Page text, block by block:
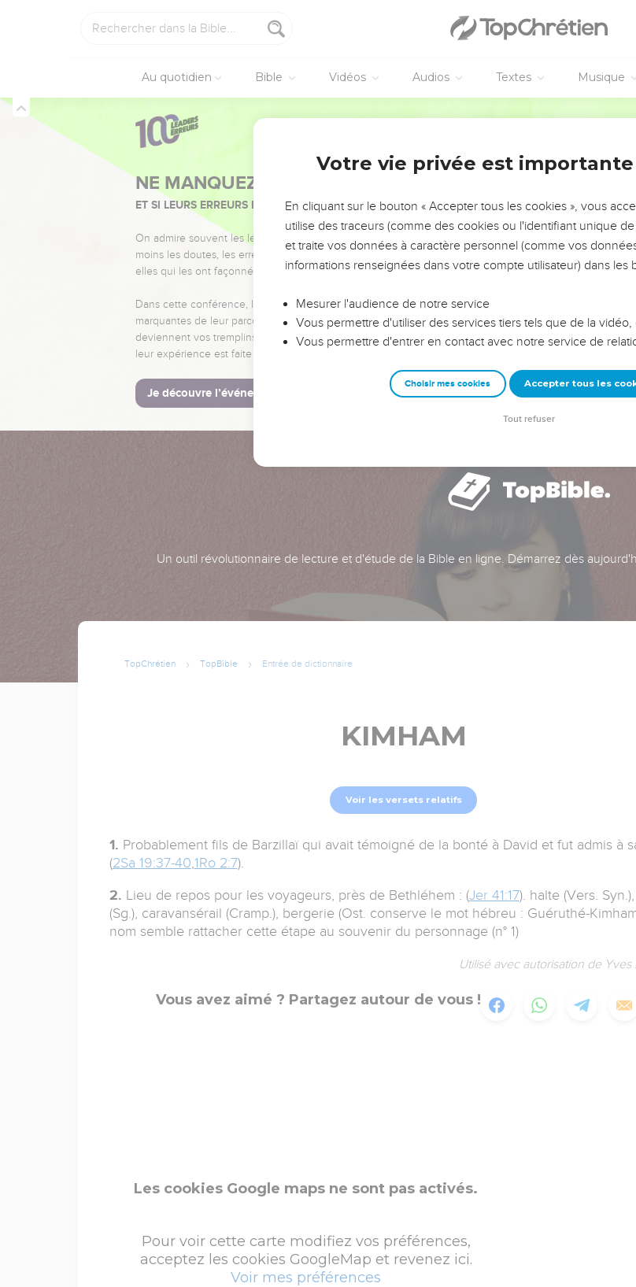
Au quotidien Bible Vidéos Audios Textes Musique
NE MANQUEZ PAS L’ÉVÉNEMENT DE L’ANNÉE !
ET SI LEURS ERREURS POUVAIENT VOUS ÉVITER LES VOTRES ?
On admire souvent les leaders pour leurs réussites, leur impact, leur foi ou leur vision. Mais on voit
moins les doutes, les erreurs et les saisons difficiles qu'ils ont traversés, alors même que ce sont
elles qui les ont façonnés.
Dans cette conférence, leaders, entrepreneurs, et responsables reviennent sur les erreurs
marquantes de leur parcours et les clés pour avancer avec plus de sagesse afin que leurs erreurs
deviennent vos tremplins. Que vous guidiez un ministère, une équipe, un groupe ou une famille,
leur expérience est faite pour vous.
Je découvre l’événement
Un outil révolutionnaire de lecture et d'étude de la Bible en ligne. Démarrez dès
TopChrétien TopBible Entrée de dictionnaire
KIMHAM
Voir les versets relatifs
1. Probablement fils de Barzillaï qui avait témoigné de la bonté à David et fut admis à
(2Sa 19:37-40 1Ro 2:7).
2. Lieu de repos pour les voyageurs, près de Bethléhem : (Jer 41:17). halte (Vers.
(Sg.), caravansérail (Cramp.), bergerie (Ost. conserve le mot hébreu : Guéruthé-
nom semble rattacher cette étape au souvenir du personnage (n° 1)
Utilisé avec autorisation de Yves
Vous avez aimé ? Partagez autour de vous !
Les cookies Google maps ne sont pas activés.
Pour voir cette carte modifiez vos préférences,
acceptez les cookies GoogleMap et revenez ici.
Voir mes préférences
Votre vie privée est
En cliquant sur le bouton « Accepter tous les cookies », vous
utilise des traceurs (comme des cookies ou l'identifiant unique
et traite vos données à caractère personnel (comme vos
informations renseignées dans votre compte utilisateur) dans les
Mesurer l'audience de notre service
Vous permettre d'utiliser des services tiers tels que de la
Vous permettre d'entrer en contact avec notre service de
Choisir mes cookies Accepter tous les
Tout refuser